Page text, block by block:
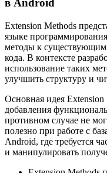
в Android
Extension Methods
языке
методы к существующим
кода. В контексте
использование таких
улучшить структуру и
Основная идея Extension
добавления
противном случае не
полезно при работе с
Android, где требуется
и манипулировать